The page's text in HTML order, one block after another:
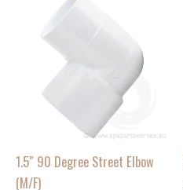
1.5″ 90 Degree Street Elbow
(M/F)